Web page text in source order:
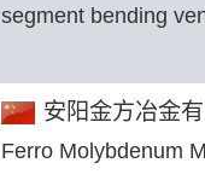
segment bending
安阳金方冶金
Ferro Molybdenum